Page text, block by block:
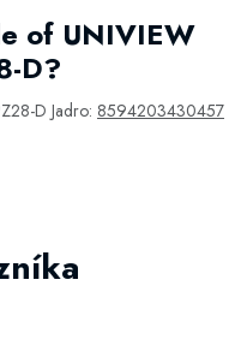
of UNIVIEW
D?
D Jadro: 8594203430457